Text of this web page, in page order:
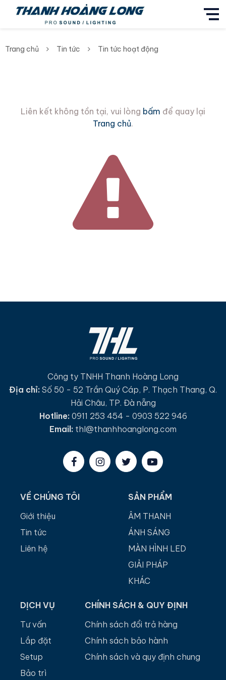
Trang chủ Tin tức Tin tức hoạt động
Liên kết không tồn tại, vui lòng bấm để quay lại
Trang chủ.
Công ty TNHH Thanh Hoàng Long
Địa chỉ: Số 50 - 52 Trần Quý Cáp, P. Thạch Thang, Q.
Hải Châu, TP. Đà nẵng
Hotline: 0911 253 454 - 0903 522 946
Email: thl@thanhhoanglong.com
VỀ CHÚNG TÔI
Giới thiệu
Tin tức
Liên hệ
SẢN PHẨM
ÂM THANH
ÁNH SÁNG
MÀN HÌNH LED
GIẢI PHÁP
KHÁC
DỊCH VỤ
Tư vấn
Lắp đặt
Setup
Bảo trì
CHÍNH SÁCH & QUY ĐỊNH
Chính sách đổi trả hàng
Chính sách bảo hành
Chính sách và quy định chung